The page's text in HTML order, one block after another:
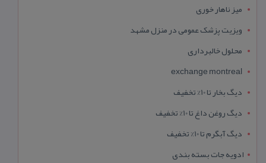
میز ناهار خوری
ویزیت پزشک عمومی در منزل مشهد
محلول خالبرداری
exchange montreal
دیگ بخار تا 10% تخفیف
دیگ روغن داغ تا 10% تخفیف
دیگ آبگرم تا 10% تخفیف
ادویه جات بسته بندی